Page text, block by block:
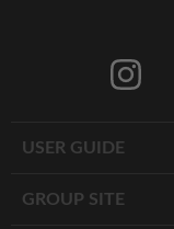
USER GUIDE
GROUP SITE